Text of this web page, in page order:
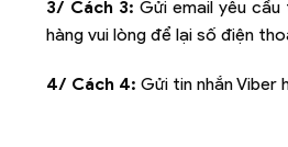
3/ Cách 3: Gửi email yêu
hàng vui lòng để lại số điện
4/ Cách 4: Gửi tin nhắn Viber